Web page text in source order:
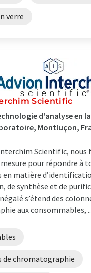
verre
Scientific
d'analyse en
Montluçon,
Scientific, nous
pour répondre à
en matière
de synthèse et de
s’étend des
aux consommables,
de chromatographie